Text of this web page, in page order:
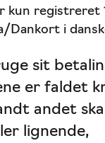
kun registreret
Dankort i
sit
er faldet
andet
lignende,